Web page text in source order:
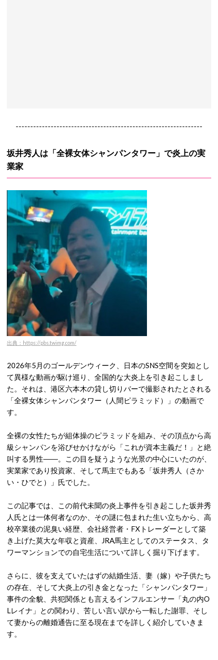
----------------------------------------------------------------
坂井秀人は「全裸女体シャンパンタワー」で炎上の実
業家
出典：https://pbs.twimg.com/
2026年5月のゴールデンウィーク、日本のSNS空間を突如とし
て異様な動画が駆け巡り、全国的な大炎上を引き起こしまし
た。それは、港区六本木の貸し切りバーで撮影されたとされる
「全裸女体シャンパンタワー（人間ピラミッド）」の動画で
す。
全裸の女性たちが組体操のピラミッドを組み、その頂点から高
級シャンパンを浴びせかけながら「これが資本主義だ！」と絶
叫する男性――。この目を疑うような光景の中心にいたのが、
実業家であり投資家、そして馬主でもある「坂井秀人（さか
い・ひでと）」氏でした 。
この記事では、この前代未聞の炎上事件を引き起こした坂井秀
人氏とは一体何者なのか、その謎に包まれた生い立ちから、高
校卒業後の泥臭い経歴、会社経営者・FXトレーダーとして築
き上げた莫大な年収と資産、JRA馬主としてのステータス、タ
ワーマンションでの自宅生活について詳しく掘り下げます。
さらに、彼を支えていたはずの結婚生活、妻（嫁）や子供たち
の存在、そして大炎上の引き金となった「シャンパンタワー」
事件の全貌、共犯関係とも言えるインフルエンサー「丸の内O
Lレイナ」との関わり、苦しい言い訳から一転した謝罪、そし
て妻からの離婚通告に至る現在までを詳しく紹介していきま
す。